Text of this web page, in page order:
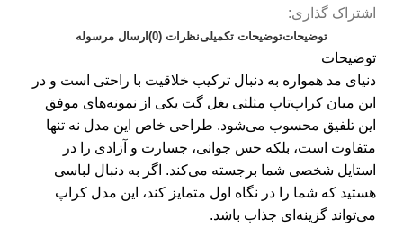
اشتراک گذاری:
توضیحاتتوضیحات تکمیلینظرات (0) ارسال مرسوله
توضیحات
دنیای مد همواره به دنبال ترکیب خلاقیت با راحتی است و در
این میان کراپ‌تاپ مثلثی بغل گت یکی از نمونه‌های موفق
این تلفیق محسوب می‌شود. طراحی خاص این مدل نه تنها
متفاوت است، بلکه حس جوانی، جسارت و آزادی را در
استایل شخصی شما برجسته می‌کند. اگر به دنبال لباسی
هستید که شما را در نگاه اول متمایز کند، این مدل کراپ
می‌تواند گزینه‌ای جذاب باشد.